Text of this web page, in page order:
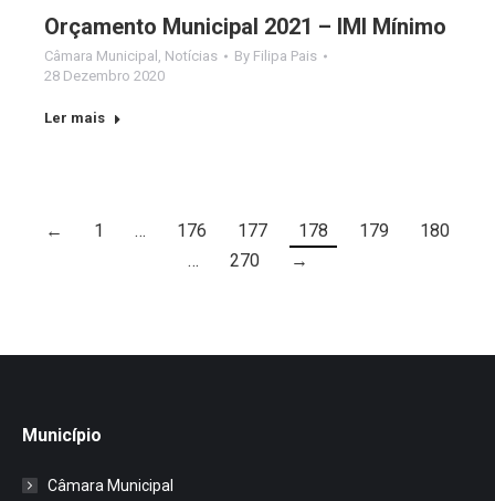
Orçamento Municipal 2021 – IMI Mínimo
Câmara Municipal Notícias By Filipa Pais
28 Dezembro 2020
Ler mais
← 1 … 176 177 178 179
180
…
270 →
Município
Câmara Municipal